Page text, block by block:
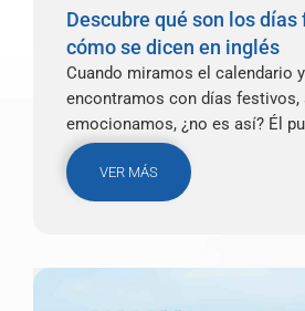
Descubre qué son los
cómo se dicen en inglés
Cuando miramos el calendario
encontramos con días festivos,
emocionamos, ¿no es así? Él
VER MÁS